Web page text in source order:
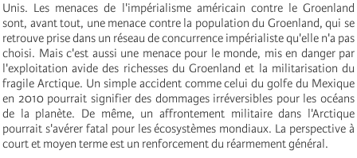
Unis. Les menaces de l'impérialisme américain contre le Groenland
sont, avant tout, une menace contre la population du Groenland, qui se
retrouve prise dans un réseau de concurrence impérialiste qu'elle n'a pas
choisi. Mais c'est aussi une menace pour le monde, mis en danger par
l'exploitation avide des richesses du Groenland et la militarisation du
fragile Arctique. Un simple accident comme celui du golfe du Mexique
en 2010 pourrait signifier des dommages irréversibles pour les océans
de la planète. De même, un affrontement militaire dans l'Arctique
pourrait s'avérer fatal pour les écosystèmes mondiaux. La perspective à
court et moyen terme est un renforcement du réarmement général.